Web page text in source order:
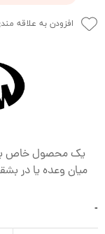
افزودن به علاقه
یک محصول خاص با
میان وعده یا در